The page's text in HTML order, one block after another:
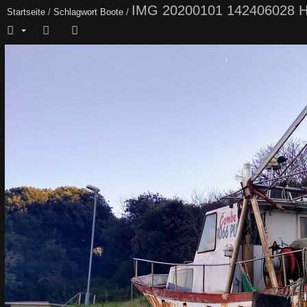
Startseite / Schlagwort Boote / IMG 20200101 142406028